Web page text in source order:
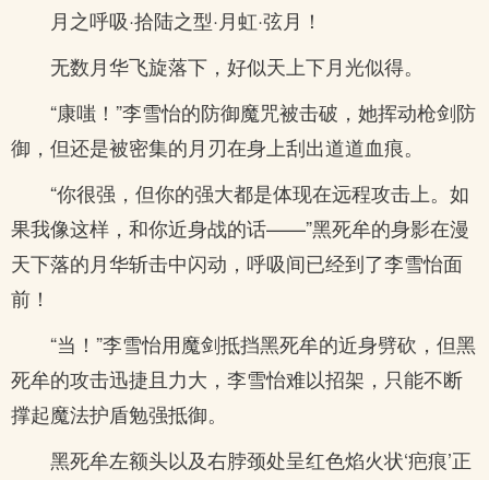
月之呼吸·拾陆之型·月虹·弦月！
无数月华飞旋落下，好似天上下月光似得。
“康嗤！”李雪怡的防御魔咒被击破，她挥动枪剑防
御，但还是被密集的月刃在身上刮出道道血痕。
“你很强，但你的强大都是体现在远程攻击上。如
果我像这样，和你近身战的话——”黑死牟的身影在漫
天下落的月华斩击中闪动，呼吸间已经到了李雪怡面
前！
“当！”李雪怡用魔剑抵挡黑死牟的近身劈砍，但黑
死牟的攻击迅捷且力大，李雪怡难以招架，只能不断
撑起魔法护盾勉强抵御。
黑死牟左额头以及右脖颈处呈红色焰火状‘疤痕’正